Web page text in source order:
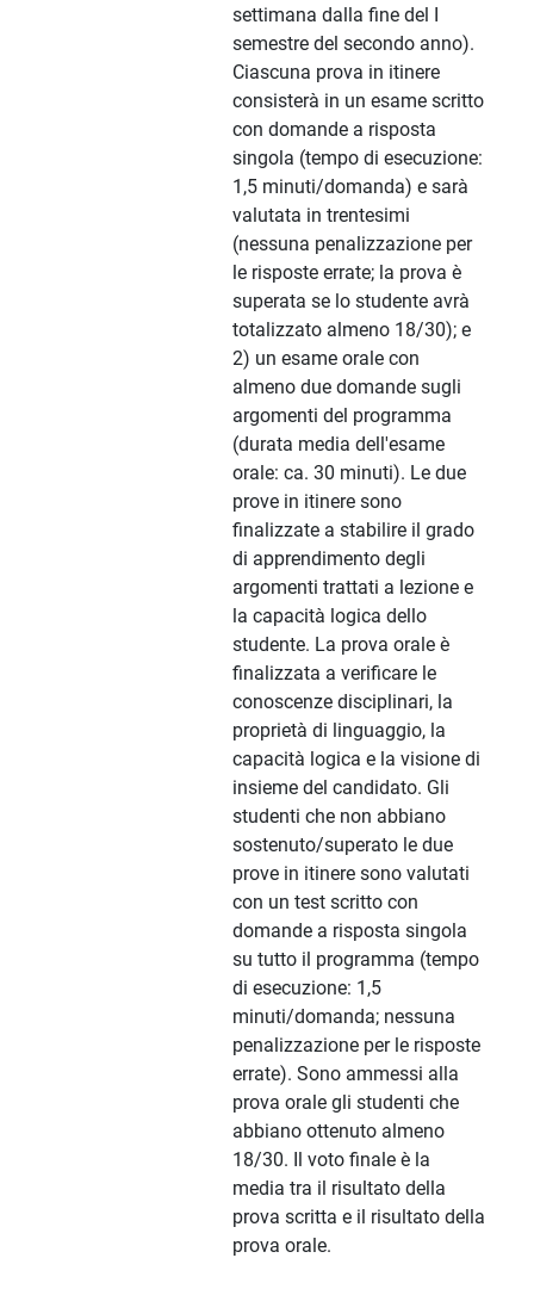
settimana dalla fine del I
semestre del secondo anno).
Ciascuna prova in itinere
consisterà in un esame scritto
con domande a risposta
singola (tempo di esecuzione:
1,5 minuti/domanda) e sarà
valutata in trentesimi
(nessuna penalizzazione per
le risposte errate; la prova è
superata se lo studente avrà
totalizzato almeno 18/30); e
2) un esame orale con
almeno due domande sugli
argomenti del programma
(durata media dell'esame
orale: ca. 30 minuti). Le due
prove in itinere sono
finalizzate a stabilire il grado
di apprendimento degli
argomenti trattati a lezione e
la capacità logica dello
studente. La prova orale è
finalizzata a verificare le
conoscenze disciplinari, la
proprietà di linguaggio, la
capacità logica e la visione di
insieme del candidato. Gli
studenti che non abbiano
sostenuto/superato le due
prove in itinere sono valutati
con un test scritto con
domande a risposta singola
su tutto il programma (tempo
di esecuzione: 1,5
minuti/domanda; nessuna
penalizzazione per le risposte
errate). Sono ammessi alla
prova orale gli studenti che
abbiano ottenuto almeno
18/30. Il voto finale è la
media tra il risultato della
prova scritta e il risultato della
prova orale.